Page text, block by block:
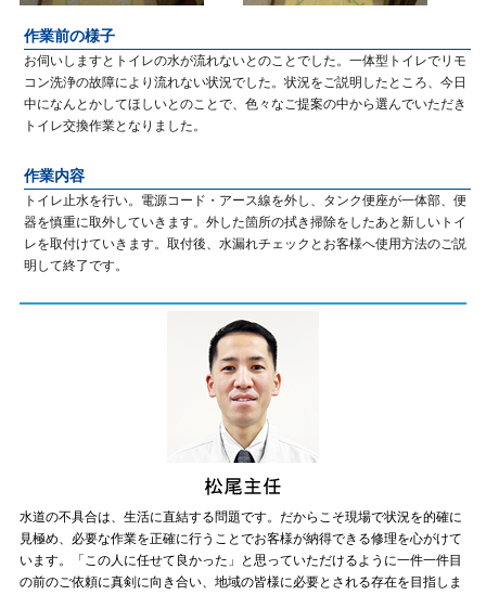
作業前の様子
お伺いしますとトイレの水が流れないとのことでした。一体型トイレでリモ
コン洗浄の故障により流れない状況でした。状況をご説明したところ、今日
中になんとかしてほしいとのことで、色々なご提案の中から選んでいただき
トイレ交換作業となりました。
作業内容
トイレ止水を行い。電源コード・アース線を外し、タンク便座が一体部、便
器を慎重に取外していきます。外した箇所の拭き掃除をしたあと新しいトイ
レを取付けていきます。取付後、水漏れチェックとお客様へ使用方法のご説
明して終了です。
水道の不具合は、生活に直結する問題です。だからこそ現場で状況を的確に
見極め、必要な作業を正確に行うことでお客様が納得できる修理を心がけて
います。「この人に任せて良かった」と思っていただけるように一件一件目
の前のご依頼に真剣に向き合い、地域の皆様に必要とされる存在を目指しま